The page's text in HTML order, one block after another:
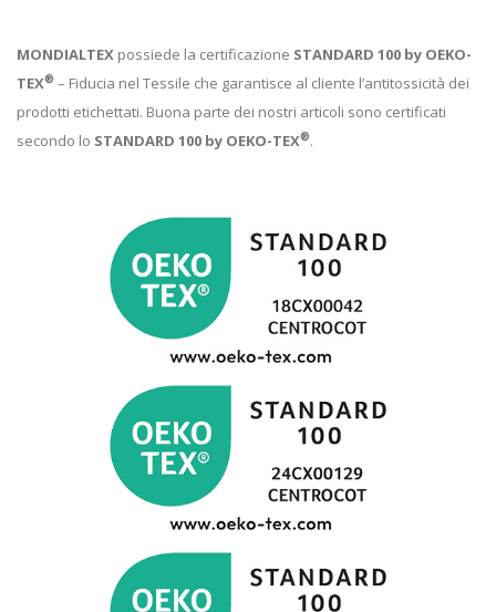
MONDIALTEX possiede la certificazione STANDARD 100 by OEKO-
TEX® – Fiducia nel Tessile che garantisce al cliente l’antitossicità dei
prodotti etichettati. Buona parte dei nostri articoli sono certificati
secondo lo STANDARD 100 by OEKO-TEX®.